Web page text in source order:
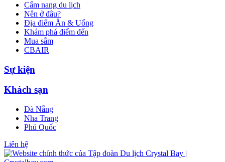
Cẩm nang du lịch
Nên ở đâu?
Địa điểm Ăn & Uống
Khám phá điểm đến
Mua sắm
CBAIR
Sự kiện
Khách sạn
Đà Nẵng
Nha Trang
Phú Quốc
Liên hệ